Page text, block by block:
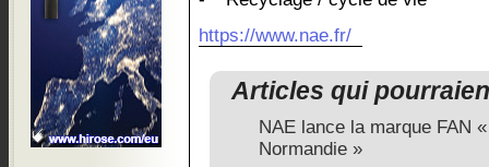
https://www.nae.fr/
Articles qui
NAE lance la marque FAN
Normandie »